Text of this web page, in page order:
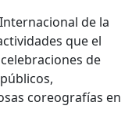
de la
que el
de
coreografías en